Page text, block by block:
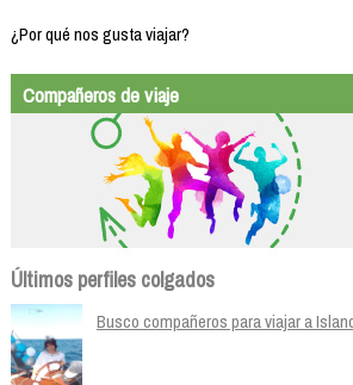
¿Por qué nos gusta viajar?
Compañeros de viaje
Últimos perfiles colgados
Busco compañeros para viajar a